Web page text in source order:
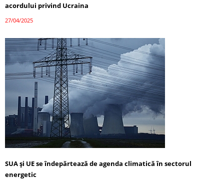
acordului privind Ucraina
27/04/2025
SUA și UE se îndepărtează de agenda climatică în sectorul
energetic